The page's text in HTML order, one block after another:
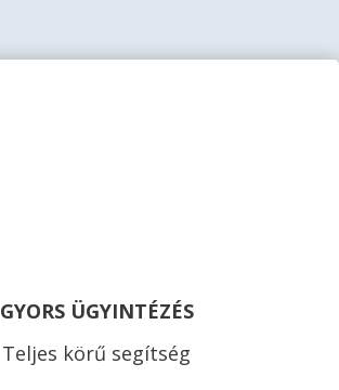
GYORS ÜGYINTÉZÉS
Teljes körű segítség